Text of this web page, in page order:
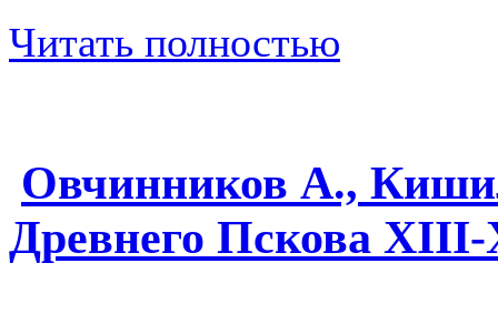
Читать полностью
Овчинников А.,
Древнего Пскова